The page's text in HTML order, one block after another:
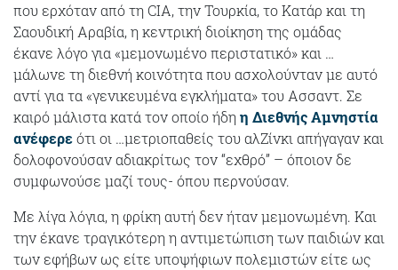
που ερχόταν από τη CIA, την Τουρκία, το Κατάρ και τη
Σαουδική Αραβία, η κεντρική διοίκηση της ομάδας
έκανε λόγο για «μεμονωμένο περιστατικό» και …
μάλωνε τη διεθνή κοινότητα που ασχολούνταν με αυτό
αντί για τα «γενικευμένα εγκλήματα» του Ασσαντ. Σε
καιρό μάλιστα κατά τον οποίο ήδηη Διεθνής Αμνηστία
ανέφερεότι οι …μετριοπαθείς του αλΖίνκι απήγαγαν και
δολοφονούσαν αδιακρίτως τον “εχθρό” – όποιον δε
συμφωνούσε μαζί τους- όπου περνούσαν.
Με λίγα λόγια, η φρίκη αυτή δεν ήταν μεμονωμένη. Και
την έκανε τραγικότερη η αντιμετώπιση των παιδιών και
των εφήβων ως είτε υποψήφιων πολεμιστών είτε ως